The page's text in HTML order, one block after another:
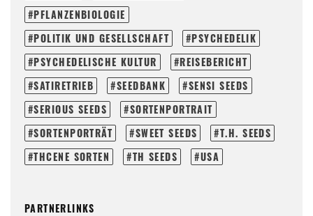
PFLANZENBIOLOGIE
POLITIK UND GESELLSCHAFT
PSYCHEDELIK
PSYCHEDELISCHE KULTUR
REISEBERICHT
SATIRETRIEB
SEEDBANK
SENSI SEEDS
SERIOUS SEEDS
SORTENPORTRAIT
SORTENPORTRÄT
SWEET SEEDS
T.H. SEEDS
THCENE SORTEN
TH SEEDS USA
PARTNERLINKS